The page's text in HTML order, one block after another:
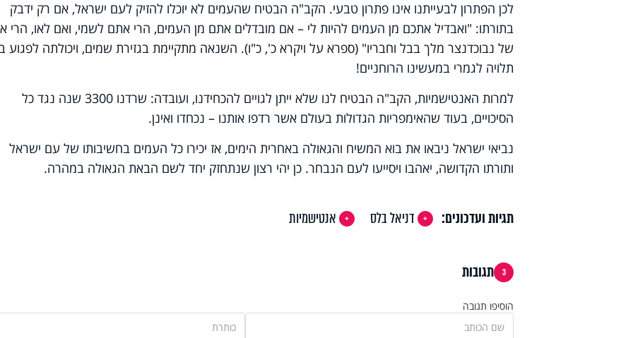
לכן הפתרון לבעייתנו אינו פתרון טבעי. הקב"ה הבטיח שהעמים לא יוכלו להזיק לעם ישראל, אם רק ידבק
בתורתו: "ואבדיל אתכם מן העמים להיות לי – אם מובדלים אתם מן העמים, הרי אתם לשמי, ואם לאו, הרי
של נבוכדנצר מלך בבל וחבריו" (ספרא על ויקרא כ', כ"ו). השנאה מתקיימת בגזירת שמים, ויכולתה לפגוע
תלויה לגמרי במעשינו הרוחניים!
למרות האנטישמיות, הקב"ה הבטיח לנו שלא ייתן לגויים להכחידנו, ועובדה: שרדנו 3300 שנה נגד כל
הסיכויים, בעוד שהאימפריות הגדולות בעולם אשר רדפו אותנו – נכחדו ואינן.
נביאי ישראל ניבאו את בוא המשיח והגאולה באחרית הימים, אז יכירו כל העמים בחשיבותו של עם ישראל
ותורתו הקדושה, יאהבו ויסייעו לעם הנבחר. כן יהי רצון שנתחזק יחד לשם הבאת הגאולה במהרה.
תגיות ועדכונים: דניאל בלס אנטישמיות
3 תגובות
הוסיפו תגובה